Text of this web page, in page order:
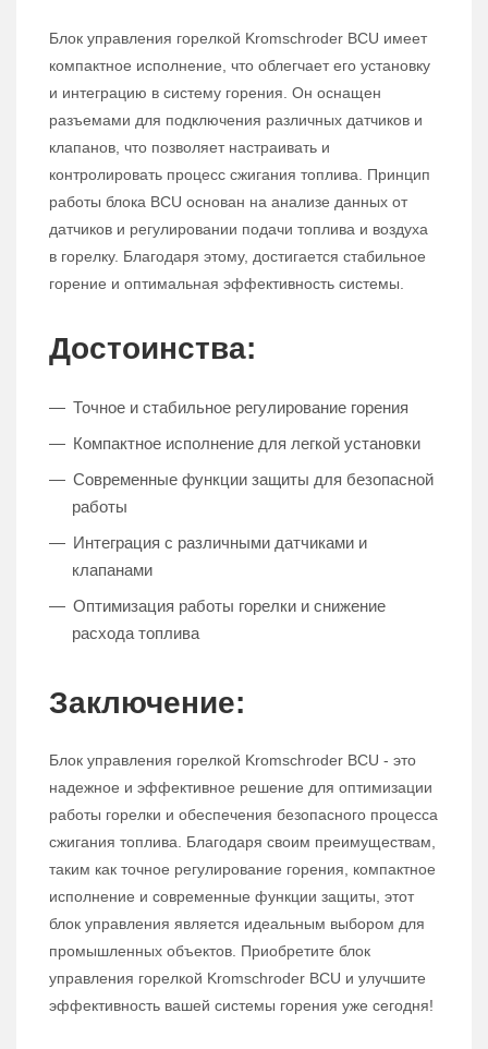
Блок управления горелкой Kromschroder BCU имеет
компактное исполнение, что облегчает его установку
и интеграцию в систему горения. Он оснащен
разъемами для подключения различных датчиков и
клапанов, что позволяет настраивать и
контролировать процесс сжигания топлива. Принцип
работы блока BCU основан на анализе данных от
датчиков и регулировании подачи топлива и воздуха
в горелку. Благодаря этому, достигается стабильное
горение и оптимальная эффективность системы.
Достоинства:
Точное и стабильное регулирование горения
Компактное исполнение для легкой установки
Современные функции защиты для безопасной
работы
Интеграция с различными датчиками и
клапанами
Оптимизация работы горелки и снижение
расхода топлива
Заключение:
Блок управления горелкой Kromschroder BCU - это
надежное и эффективное решение для оптимизации
работы горелки и обеспечения безопасного процесса
сжигания топлива. Благодаря своим преимуществам,
таким как точное регулирование горения, компактное
исполнение и современные функции защиты, этот
блок управления является идеальным выбором для
промышленных объектов. Приобретите блок
управления горелкой Kromschroder BCU и улучшите
эффективность вашей системы горения уже сегодня!